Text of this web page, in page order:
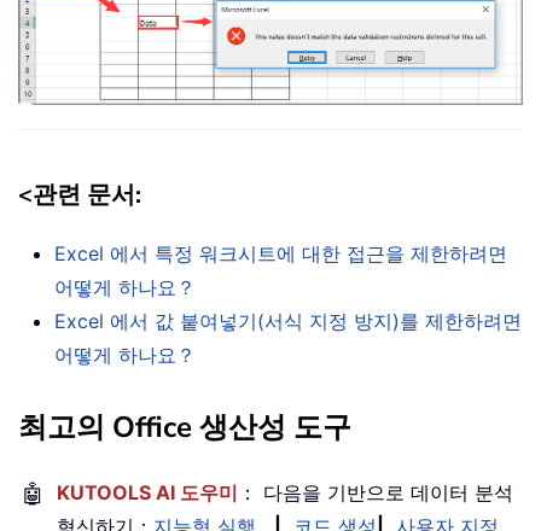
<관련 문서:
Excel 에서 특정 워크시트에 대한 접근을 제한하려면
어떻게 하나요？
Excel 에서 값 붙여넣기(서식 지정 방지)를 제한하려면
어떻게 하나요？
최고의 Office 생산성 도구
🤖 KUTOOLS AI 도우미 ： 다음을 기반으로 데이터 분석